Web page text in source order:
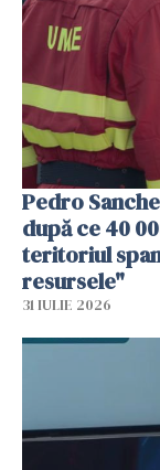
Pedro
după ce 40
teritoriul
resursele"
31 IULIE 2026